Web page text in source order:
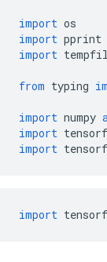
import os
import pprint
import
from typing
import numpy
import
import
import